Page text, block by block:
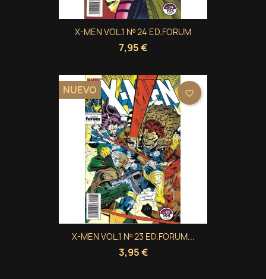
X-MEN VOL.1 Nº 24 ED.FORUM
7,95 €
X-MEN VOL.1 Nº 23 ED.FORUM...
3,95 €
NUEVO favorite_border